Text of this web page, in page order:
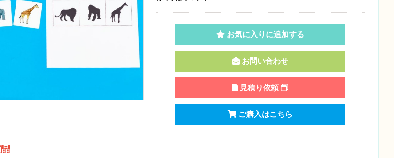
お気に入りに追加する
お問い合わせ
見積り依頼
ご購入はこちら
品